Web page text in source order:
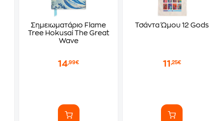
Σημειωματάριο Flame
Tree Hokusai The Great
Wave
14,99€
Τσάντα Ώμου 12 Gods
11 ,25€